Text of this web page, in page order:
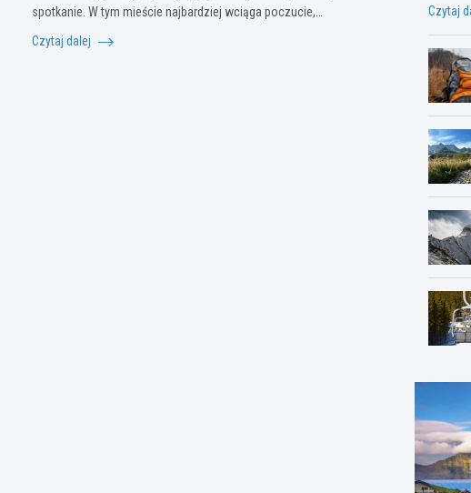
spotkanie. W tym mieście najbardziej wciąga poczucie,…
Czytaj dalej
Czytaj